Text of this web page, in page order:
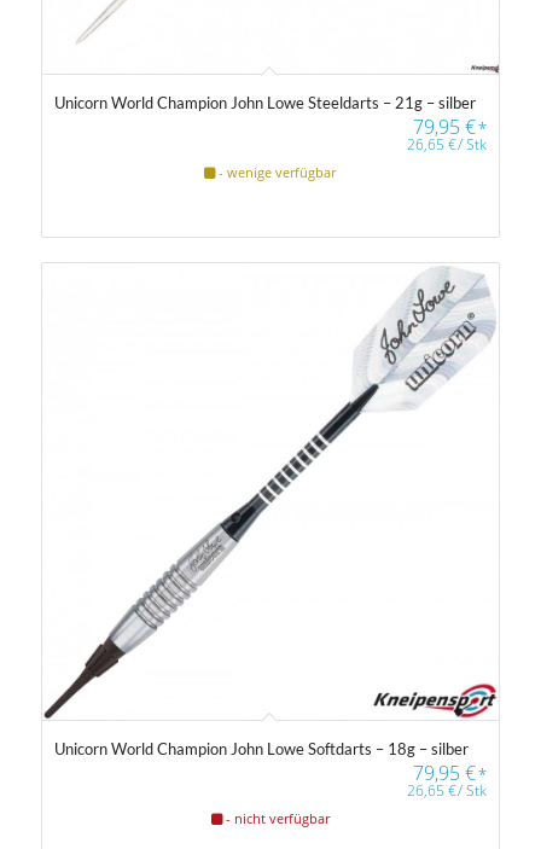
Unicorn World Champion John Lowe Steeldarts – 21g – silber
79,95€*
26,65€/Stk
- wenige verfügbar
Unicorn World Champion John Lowe Softdarts – 18g – silber
79,95€*
26,65€/Stk
- nicht verfügbar